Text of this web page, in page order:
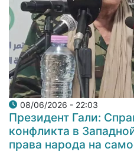
08/06/2026 - 22:03
Президент Гали:
конфликта в
права народа на